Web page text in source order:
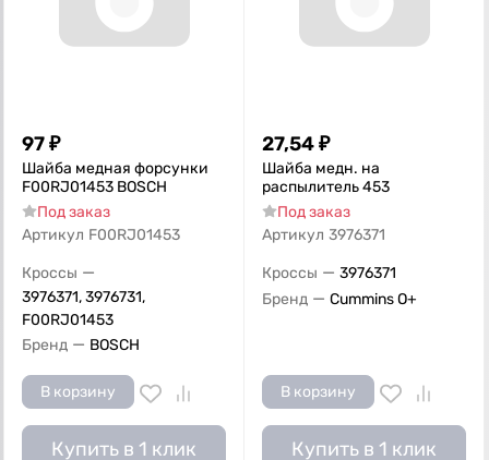
97₽
Шайба медная форсунки
F00RJ01453 BOSCH
Под заказ
Артикул F00RJ01453
Кроссы —
3976371, 3976731,
F00RJ01453
Бренд — BOSCH
В корзину
Купить в 1 клик
27,54₽
Шайба медн. на
распылитель 453
Под заказ
Артикул 3976371
Кроссы — 3976371
Бренд — Cummins O+
В корзину
Купить в 1 клик